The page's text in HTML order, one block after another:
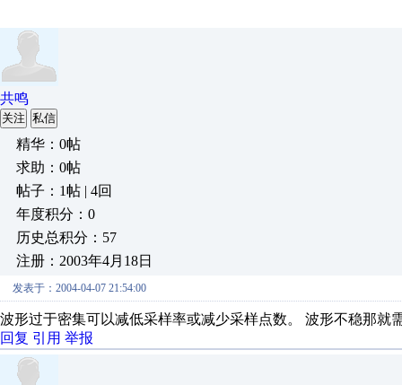
共鸣
关注 私信
精华：0帖
求助：0帖
帖子：1帖 | 4回
年度积分：0
历史总积分：57
注册：2003年4月18日
发表于：2004-04-07 21:54:00
波形过于密集可以减低采样率或减少采样点数。 波形不稳那就
回复 引用 举报